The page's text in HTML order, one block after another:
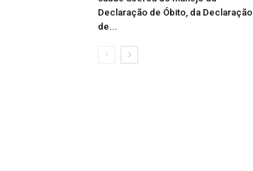
Declaração de Óbito, da Declaração
de...